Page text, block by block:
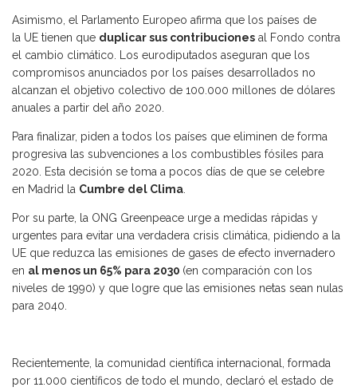
Asimismo, el Parlamento Europeo afirma que los países de
la UE tienen que duplicar sus contribuciones al Fondo contra
el cambio climático. Los eurodiputados aseguran que los
compromisos anunciados por los países desarrollados no
alcanzan el objetivo colectivo de 100.000 millones de dólares
anuales a partir del año 2020.
Para finalizar, piden a todos los países que eliminen de forma
progresiva las subvenciones a los combustibles fósiles para
2020. Esta decisión se toma a pocos días de que se celebre
en Madrid la Cumbre del Clima.
Por su parte, la ONG Greenpeace urge a medidas rápidas y
urgentes para evitar una verdadera crisis climática, pidiendo a la
UE que reduzca las emisiones de gases de efecto invernadero
en al menos un 65% para 2030 (en comparación con los
niveles de 1990) y que logre que las emisiones netas sean nulas
para 2040.
Recientemente, la comunidad científica internacional, formada
por 11.000 científicos de todo el mundo, declaró el estado de